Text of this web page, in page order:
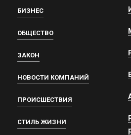
БИЗНЕС
ОБЩЕСТВО
ЗАКОН
НОВОСТИ КОМПАНИЙ
ПРОИСШЕСТВИЯ
СТИЛЬ ЖИЗНИ